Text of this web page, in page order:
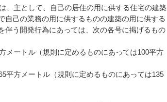
、主として、自己の居住の用に供する住宅の建築
己の業務の用に供するものの建築の用に供する
伴う開発行為にあっては、次の各号に掲げるもの
メートル（規則に定めるものにあっては100平方
平方メートル（規則に定めるものにあっては135